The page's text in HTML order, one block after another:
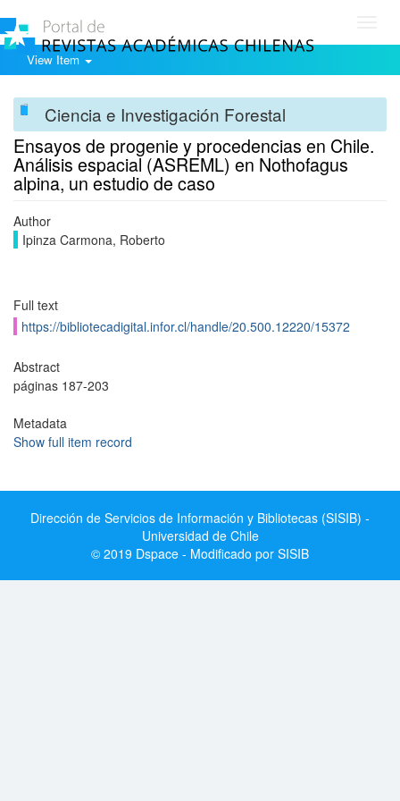
View Item
Ciencia e Investigación Forestal
Ensayos de progenie y procedencias en Chile.
Análisis espacial (ASREML) en Nothofagus
alpina, un estudio de caso
Author
Ipinza Carmona, Roberto
Full text
https://bibliotecadigital.infor.cl/handle/20.500.12220/15372
Abstract
páginas 187-203
Metadata
Show full item record
Dirección de Servicios de Información y Bibliotecas (SISIB) -
Universidad de Chile
© 2019 Dspace - Modificado por SISIB